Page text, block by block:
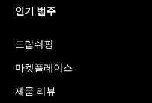
인기 범주
드랍쉬핑
마켓플레이스
제품 리뷰